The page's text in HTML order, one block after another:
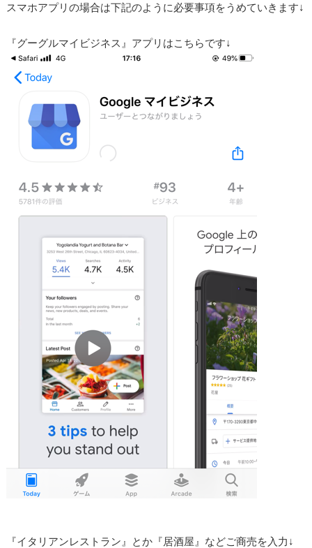
スマホアプリの場合は下記のように必要事項をうめていきます↓
『グーグルマイビジネス』アプリはこちらです↓
『イタリアンレストラン』とか『居酒屋』などご商売を入力↓